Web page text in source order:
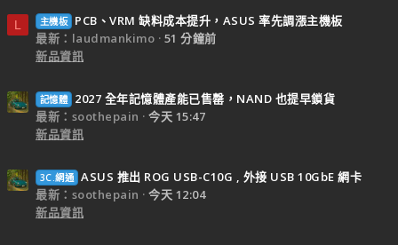
L 主機板
PCB、VRM 缺料成本提升，ASUS 率先調漲主機板
最新：laudmankimo
51 分鐘前
新品資訊
記憶體
2027 全年記憶體產能已售罄，NAND 也提早鎖貨
最新：soothepain
今天 15:47
新品資訊
3C.網通 ASUS 推出 ROG USB-C10G , 外接 USB 10GbE 網卡
最新：soothepain
今天 12:04
新品資訊